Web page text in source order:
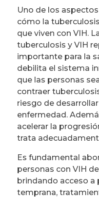
Uno de los
cómo la
que viven con VIH.
tuberculosis y VIH
importante para la
debilita el sistema
que las personas
contraer
riesgo de
enfermedad.
acelerar la
trata
Es fundamental
personas con VIH
brindando acceso
temprana,